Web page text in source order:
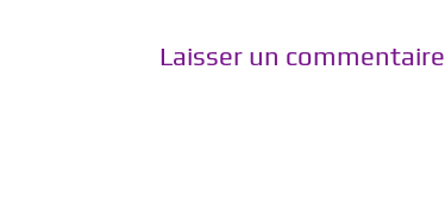
Laisser un commentaire